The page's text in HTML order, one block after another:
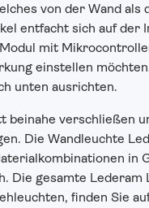
von der Wand als
entfacht sich auf der
mit
einstellen
unten ausrichten.
beinahe verschließen
Die Wandleuchte
in
Die gesamte Lederam
finden Sie